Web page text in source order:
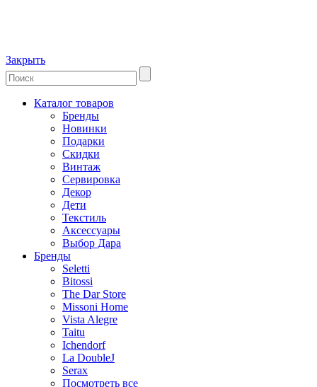
Закрыть
Каталог товаров
Бренды
Новинки
Подарки
Скидки
Винтаж
Сервировка
Декор
Дети
Текстиль
Аксессуары
Выбор Дара
Бренды
Seletti
Bitossi
The Dar Store
Missoni Home
Vista Alegre
Taitu
Ichendorf
La DoubleJ
Serax
Посмотреть все